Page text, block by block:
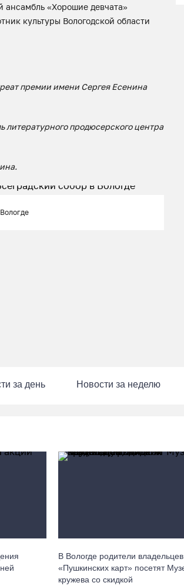
ансамбль «Хорошие девчата»
культуры Вологодской области
премии имени Сергея Есенина
продюсерского центра
за день Новости за неделю
В Вологде родители владельцев
«Пушкинских карт» посетят
кружева со скидкой